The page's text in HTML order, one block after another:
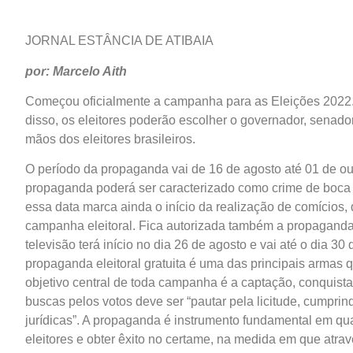
JORNAL ESTÂNCIA DE ATIBAIA
por: Marcelo Aith
Começou oficialmente a campanha para as Eleições
disso, os eleitores poderão escolher o governador,
mãos dos eleitores brasileiros.
O período da propaganda vai de 16 de agosto até 01 de
propaganda poderá ser caracterizado como crime de
essa data marca ainda o início da realização de
campanha eleitoral. Fica autorizada também a
televisão terá início no dia 26 de agosto e vai até o dia 30
propaganda eleitoral gratuita é uma das principais armas
objetivo central de toda campanha é a captação,
buscas pelos votos deve ser “pautar pela licitude,
jurídicas”. A propaganda é instrumento fundamental em
eleitores e obter êxito no certame, na medida em que